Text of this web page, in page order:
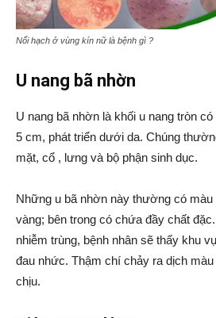
Nổi hạch ở vùng kín nữ là bệnh gì ?
U nang bã nhờn
U nang bã nhờn là khối u nang tròn
5 cm, phát triển dưới da. Chúng
mặt, cổ , lưng và bộ phận sinh dục.
Những u bã nhờn này thường có màu
vàng; bên trong có chứa đầy chất
nhiễm trùng, bệnh nhân sẽ thấy khu
đau nhức. Thậm chí chảy ra dịch
chịu.